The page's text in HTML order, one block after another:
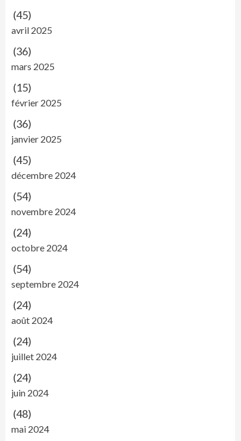
(45)
avril 2025
(36)
mars 2025
(15)
février 2025
(36)
janvier 2025
(45)
décembre 2024
(54)
novembre 2024
(24)
octobre 2024
(54)
septembre 2024
(24)
août 2024
(24)
juillet 2024
(24)
juin 2024
(48)
mai 2024